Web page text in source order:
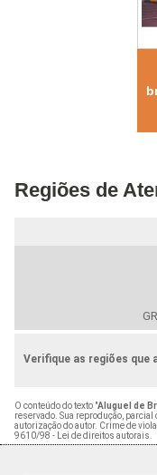
Regiões de
Verifique as regiões que
O conteúdo do texto "Aluguel de
reservado. Sua reprodução,
autorização do autor. Crime de
9610/98 - Lei de direitos autorais